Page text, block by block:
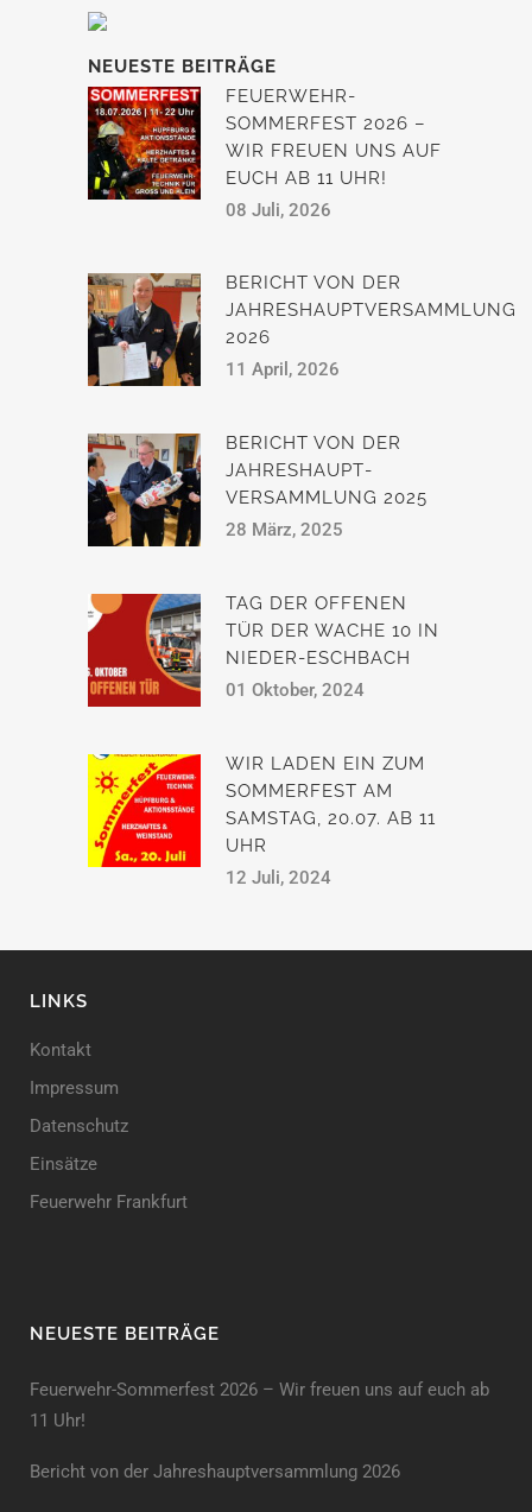
NEUESTE BEITRÄGE
FEUERWEHR-
SOMMERFEST 2026 –
WIR FREUEN UNS AUF
EUCH AB 11 UHR!
08 Juli, 2026
BERICHT VON DER
JAHRESHAUPTVERSAMMLUNG
2026
11 April, 2026
BERICHT VON DER
JAHRESHAUPT­
VERSAMMLUNG 2025
28 März, 2025
TAG DER OFFENEN
TÜR DER WACHE 10 IN
NIEDER-ESCHBACH
01 Oktober, 2024
WIR LADEN EIN ZUM
SOMMERFEST AM
SAMSTAG, 20.07. AB 11
UHR
12 Juli, 2024
LINKS
Kontakt
Impressum
Datenschutz
Einsätze
Feuerwehr Frankfurt
NEUESTE BEITRÄGE
Feuerwehr-Sommerfest 2026 – Wir freuen uns auf euch ab
11 Uhr!
Bericht von der Jahreshauptversammlung 2026